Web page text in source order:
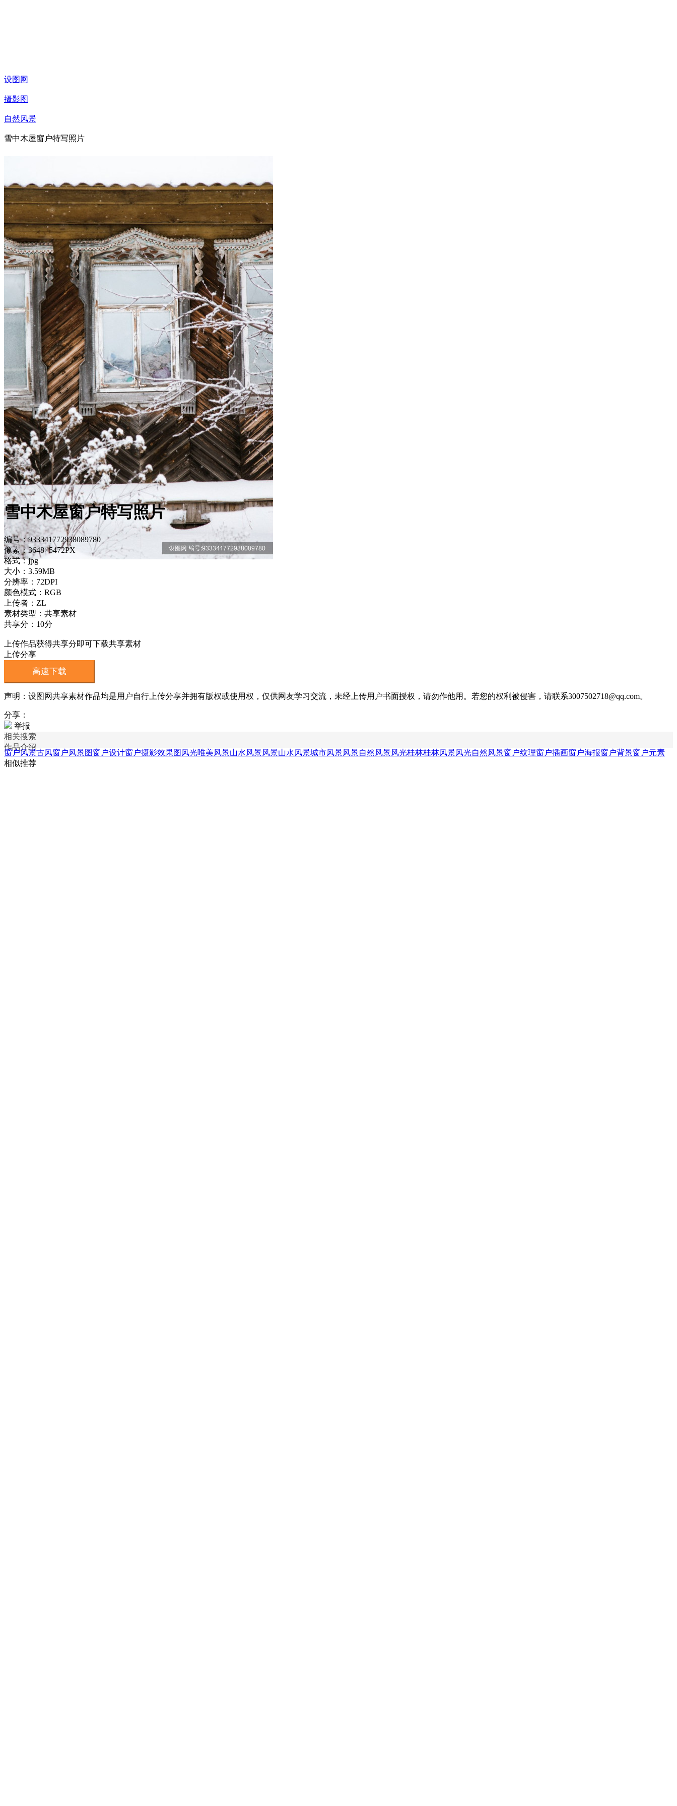
设图网
摄影图
自然风景
雪中木屋窗户特写照片
雪中木屋窗户特写照片
编号：933341772938089780
像素：3648×5472PX
格式：jpg
大小：3.59MB
分辨率：72DPI
颜色模式：RGB
上传者：ZL
素材类型：共享素材
共享分：10分
上传作品获得共享分即可下载共享素材
上传分享
高速下载
声明：设图网共享素材作品均是用户自行上传分享并拥有版权或使用权，仅供网友学习交流，未经上传用户书面授权，请勿作他用。若您的权利被侵害，请联系3007502718@qq.com。
分享：
举报
相关搜索
作品介绍
窗户风景古风窗户风景图窗户设计窗户摄影效果图 风光唯美风景山水风景风景山水风景城市风景风景自然风景风光桂林桂林风景风光自然风景窗户纹理窗户插画窗户海报窗户背景窗户元素
相似推荐